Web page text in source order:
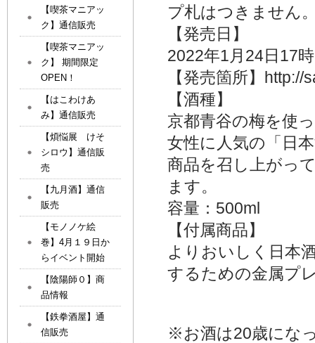
プ札はつきません
【発売日】
2022年1月24日17
【発売箇所】
【酒種】
京都青谷の梅を使
女性に人気の「日
商品を召し上がっ
ます。
容量：500ml
【付属商品】
よりおいしく日本
するための金属プ
※お酒は20歳にな
【喫茶マニアッ
ク】通信販売
【喫茶マニアッ
ク】 期間限定
OPEN！
【はこわけあ
み】通信販売
【煩悩展 けそ
シロウ】通信販
売
【九月酒】通信
販売
【モノノケ絵
巻】4月１９日か
らイベント開始
【陰陽師０】商
品情報
【鉄拳酒屋】通
信販売